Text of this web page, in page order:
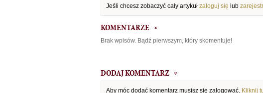
Jeśli chcesz zobaczyć cały artykuł zaloguj się lub
KOMENTARZE
Brak wpisów. Bądź pierwszym, który skomentuje!
DODAJ KOMENTARZ
Aby móc dodać komentarz musisz się zalogować. Kliknij